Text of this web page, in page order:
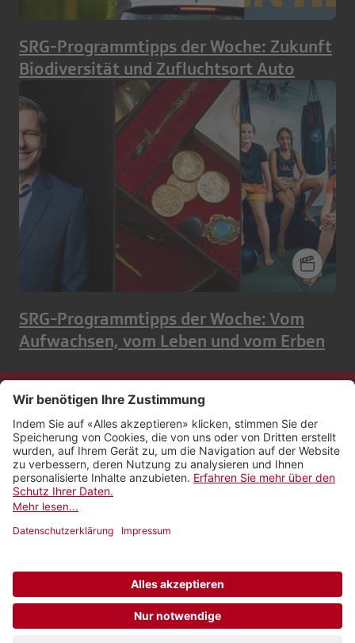
SRG-Programmtipps der Woche: Zukunft
Biodiversität und Zufluchtsort Auto
SRG-Programmtipps der Woche: Vom
Aufwachsen, vom Leben und vom Erben
Kontakt
Impressum
Rechtliches
Netiquette
Newsletter abonnieren